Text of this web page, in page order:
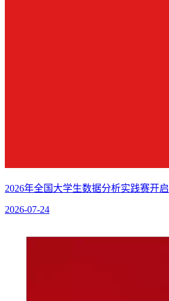
2026年全国大学生数据分析实践赛开启
2026-07-24